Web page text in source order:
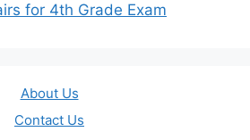
for 4th Grade Exam
About Us
Contact Us